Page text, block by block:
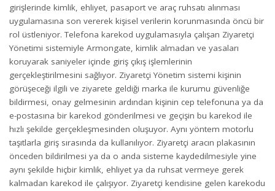
girişlerinde kimlik, ehliyet, pasaport ve araç ruhsatı alınması
uygulamasına son vererek kişisel verilerin korunmasında öncü bir
rol üstleniyor. Telefona karekod uygulamasıyla çalışan Ziyaretçi
Yönetimi sistemiyle Armongate, kimlik almadan ve yasaları
koruyarak saniyeler içinde giriş çıkış işlemlerinin
gerçekleştirilmesini sağlıyor. Ziyaretçi Yönetim sistemi kişinin
görüşeceği ilgili ve ziyarete geldiği marka ile kurumu güvenliğe
bildirmesi, onay gelmesinin ardından kişinin cep telefonuna ya da
e-postasına bir karekod gönderilmesi ve geçişin bu karekod ile
hızlı şekilde gerçekleşmesinden oluşuyor. Aynı yöntem motorlu
taşıtlarla giriş sırasında da kullanılıyor. Ziyaretçi aracın plakasının
önceden bildirilmesi ya da o anda sisteme kaydedilmesiyle yine
aynı şekilde hiçbir kimlik, ehliyet ya da ruhsat vermeye gerek
kalmadan karekod ile çalışıyor. Ziyaretçi kendisine gelen karekodu